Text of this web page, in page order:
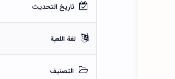
تاريخ التحديث
لغة اللعبة
التصنيف